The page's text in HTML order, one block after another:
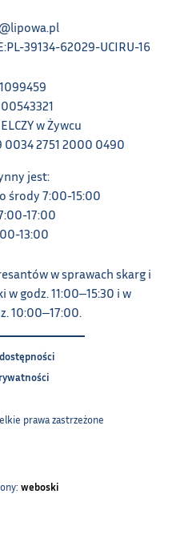
39134-62029-UCIRU-16
w Żywcu
0034 2751 2000 0490
jest:
środy 7:00-15:00
17:00
13:00
w sprawach skarg i
godz. 11:00‒15:30 i w
10:00‒17:00.
prawa zastrzeżone
weboski